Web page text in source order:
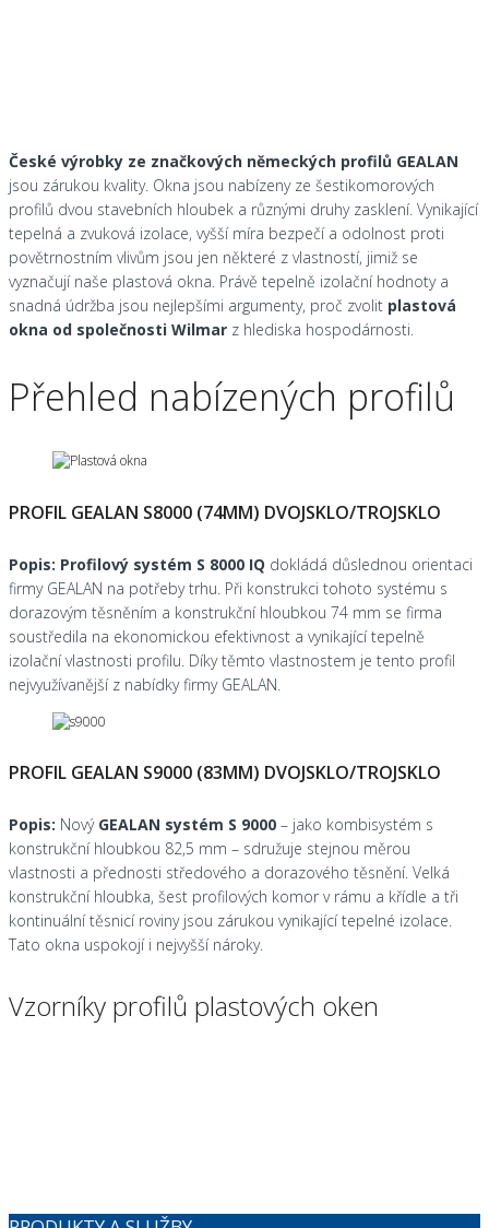
České výrobky ze značkových německých profilů GEALAN
jsou zárukou kvality. Okna jsou nabízeny ze šestikomorových
profilů dvou stavebních hloubek a různými druhy zasklení. Vynikající
tepelná a zvuková izolace, vyšší míra bezpečí a odolnost proti
povětrnostním vlivům jsou jen některé z vlastností, jimiž se
vyznačují naše plastová okna. Právě tepelně izolační hodnoty a
snadná údržba jsou nejlepšími argumenty, proč zvolit plastová
okna od společnosti Wilmar z hlediska hospodárnosti.
Přehled nabízených profilů
PROFIL GEALAN S8000 (74MM) DVOJSKLO/TROJSKLO
Popis: Profilový systém S 8000 IQ dokládá důslednou orientaci
firmy GEALAN na potřeby trhu. Při konstrukci tohoto systému s
dorazovým těsněním a konstrukční hloubkou 74 mm se firma
soustředila na ekonomickou efektivnost a vynikající tepelně
izolační vlastnosti profilu. Díky těmto vlastnostem je tento profil
nejvyužívanější z nabídky firmy GEALAN.
PROFIL GEALAN S9000 (83MM) DVOJSKLO/TROJSKLO
Popis: Nový GEALAN systém S 9000 – jako kombisystém s
konstrukční hloubkou 82,5 mm – sdružuje stejnou měrou
vlastnosti a přednosti středového a dorazového těsnění. Velká
konstrukční hloubka, šest profilových komor v rámu a křídle a tři
kontinuální těsnicí roviny jsou zárukou vynikající tepelné izolace.
Tato okna uspokojí i nejvyšší nároky.
Vzorníky profilů plastových oken